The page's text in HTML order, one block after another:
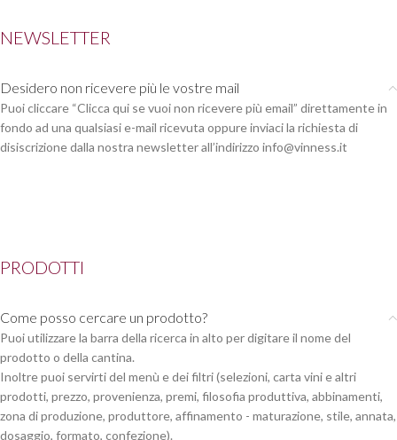
NEWSLETTER
Desidero non ricevere più le vostre mail
Puoi cliccare “Clicca qui se vuoi non ricevere più email” direttamente in
fondo ad una qualsiasi e-mail ricevuta oppure inviaci la richiesta di
disiscrizione dalla nostra newsletter all’indirizzo info@vinness.it
PRODOTTI
Come posso cercare un prodotto?
Puoi utilizzare la barra della ricerca in alto per digitare il nome del
prodotto o della cantina.
Inoltre puoi servirti del menù e dei filtri (selezioni, carta vini e altri
prodotti, prezzo, provenienza, premi, filosofia produttiva, abbinamenti,
zona di produzione, produttore, affinamento - maturazione, stile, annata,
dosaggio, formato, confezione).